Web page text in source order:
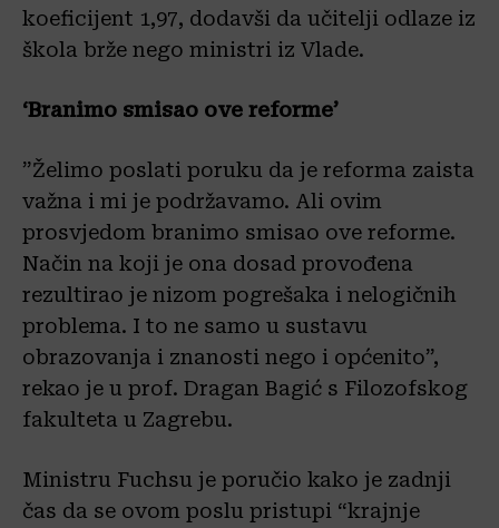
koeficijent 1,97, dodavši da učitelji odlaze iz
škola brže nego ministri iz Vlade.
‘Branimo smisao ove reforme’
”Želimo poslati poruku da je reforma zaista
važna i mi je podržavamo. Ali ovim
prosvjedom branimo smisao ove reforme.
Način na koji je ona dosad provođena
rezultirao je nizom pogrešaka i nelogičnih
problema. I to ne samo u sustavu
obrazovanja i znanosti nego i općenito”,
rekao je u prof. Dragan Bagić s Filozofskog
fakulteta u Zagrebu.
Ministru Fuchsu je poručio kako je zadnji
čas da se ovom poslu pristupi “krajnje